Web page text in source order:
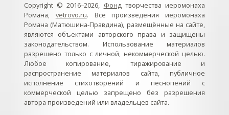
Copyright © 2016–2026, Фондтворчества иеромонаха
Романа, vetrovo.ru. Все произведения иеромонаха
Романа (Матюшина-Правдина), размещённые на сайте,
являются объектами авторского права и защищены
законодательством. Использование материалов
разрешено только с личной, некоммерческой целью.
Любое копирование, тиражирование и
распространение материалов сайта, публичное
исполнение стихотворений и песнопений с
коммерческой целью запрещено без разрешения
автора произведений или владельцев сайта.